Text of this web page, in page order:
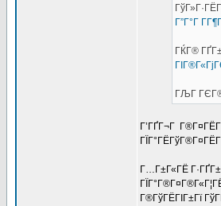
Г”Г°Г
ГЌГ®
ГЉГ
Г’ГҐГ¬Г
Г…Г±Г«ГЁ
Г®ГўГЁГІГ±Гї